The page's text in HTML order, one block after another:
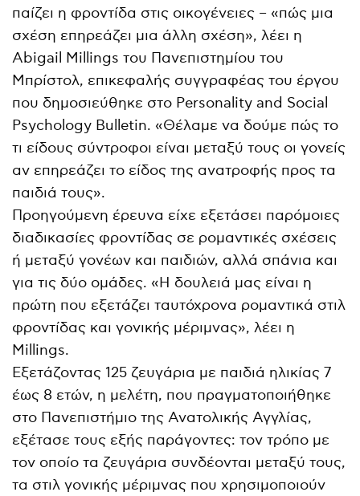
παίζει η φροντίδα στις οικογένειες – «πώς μια
σχέση επηρεάζει μια άλλη σχέση», λέει η
Abigail Millings του Πανεπιστημίου του
Μπρίστολ, επικεφαλής συγγραφέας του έργου
που δημοσιεύθηκε στο Personality and Social
Psychology Bulletin. «Θέλαμε να δούμε πώς το
τι είδους σύντροφοι είναι μεταξύ τους οι γονείς
αν επηρεάζει το είδος της ανατροφής προς τα
παιδιά τους».
Προηγούμενη έρευνα είχε εξετάσει παρόμοιες
διαδικασίες φροντίδας σε ρομαντικές σχέσεις
ή μεταξύ γονέων και παιδιών, αλλά σπάνια και
για τις δύο ομάδες. «Η δουλειά μας είναι η
πρώτη που εξετάζει ταυτόχρονα ρομαντικά στιλ
φροντίδας και γονικής μέριμνας», λέει η
Millings.
Εξετάζοντας 125 ζευγάρια με παιδιά ηλικίας 7
έως 8 ετών, η μελέτη, που πραγματοποιήθηκε
στο Πανεπιστήμιο της Ανατολικής Αγγλίας,
εξέτασε τους εξής παράγοντες: τον τρόπο με
τον οποίο τα ζευγάρια συνδέονται μεταξύ τους,
τα στιλ γονικής μέριμνας που χρησιμοποιούν